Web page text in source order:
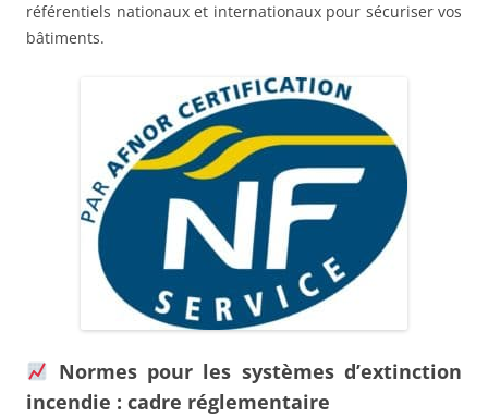
référentiels nationaux et internationaux pour sécuriser vos
bâtiments.
Normes pour les systèmes d’extinction
incendie : cadre réglementaire